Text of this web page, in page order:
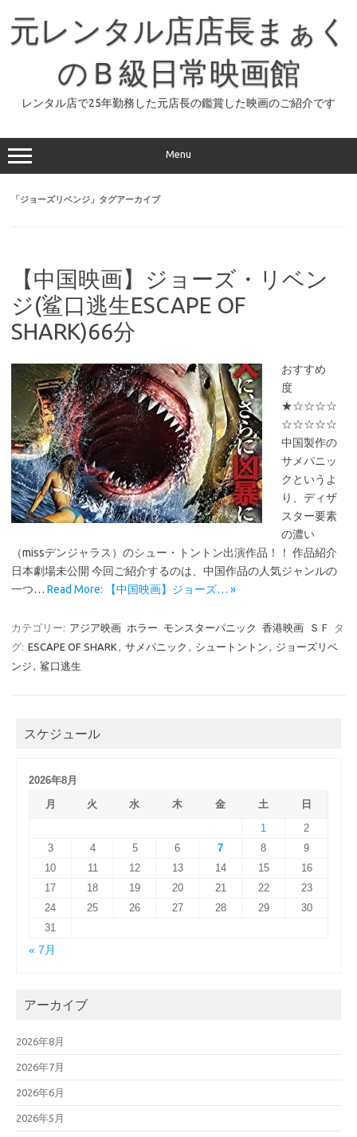
元レンタル店店長まぁく
のＢ級日常映画館
レンタル店で25年勤務した元店長の鑑賞した映画のご紹介です
Menu
「ジョーズリベンジ 」タグアーカイブ
【中国映画】ジョーズ・リベン
ジ(鲨口逃生ESCAPE OF
SHARK)66分
おすすめ
度
★☆☆☆☆
☆☆☆☆☆
中国製作の
サメパニッ
クというよ
り、ディザ
スター要素
の濃い
（missデンジャラス）のシュー・トントン出演作品！！ 作品紹介
日本劇場未公開 今回ご紹介するのは、中国作品の人気ジャンルの
一つ… Read More: 【中国映画】ジョーズ… »
カテゴリー: アジア映画 ホラー モンスターパニック 香港映画 ＳＦ
タ
グ: ESCAPE OF SHARK , サメパニック , シュートントン , ジョーズリベ
ンジ , 鲨口逃生
スケジュール
2026年8月
月
火 水 木 金 土
日
1
2
3
4 5 6 7 8
9
10
11 12 13 14 15
16
17
18 19 20 21 22
23
24
25 26 27 28 29
30
31
« 7月
アーカイブ
2026年8月
2026年7月
2026年6月
2026年5月